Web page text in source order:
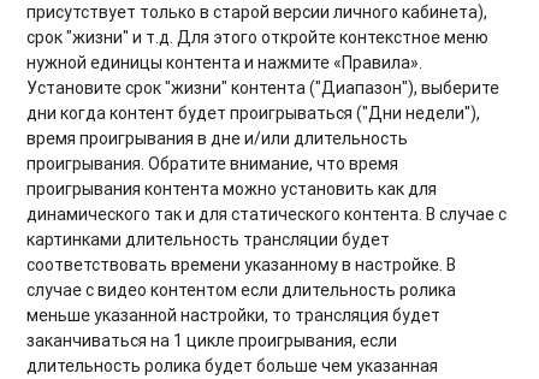
присутствует только в старой версии личного кабинета),
срок "жизни" и т.д. Для этого откройте контекстное меню
нужной единицы контента и нажмите «Правила».
Установите срок "жизни" контента ("Диапазон"), выберите
дни когда контент будет проигрываться ("Дни недели"),
время проигрывания в дне и/или длительность
проигрывания. Обратите внимание, что время
проигрывания контента можно установить как для
динамического так и для статического контента. В случае с
картинками длительность трансляции будет
соответствовать времени указанному в настройке. В
случае с видео контентом если длительность ролика
меньше указанной настройки, то трансляция будет
заканчиваться на 1 цикле проигрывания, если
длительность ролика будет больше чем указанная